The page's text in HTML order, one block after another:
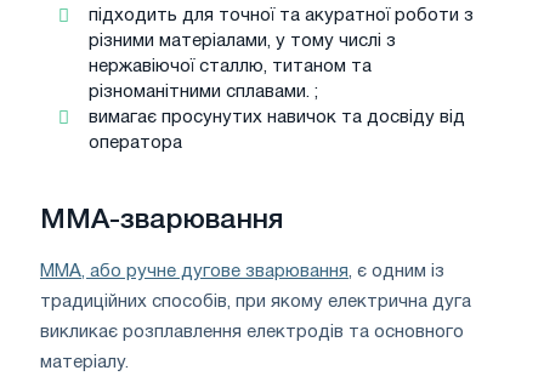
підходить для точної та акуратної роботи з
різними матеріалами, у тому числі з
нержавіючої сталлю, титаном та
різноманітними сплавами. ;
вимагає просунутих навичок та досвіду від
оператора
MMA-зварювання
MMA, або ручне дугове зварювання, є одним із
традиційних способів, при якому електрична дуга
викликає розплавлення електродів та основного
матеріалу.